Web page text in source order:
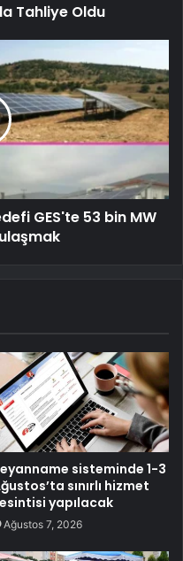
Tahliye Oldu
GES'te 53 bin MW
sisteminde 1-3
sınırlı hizmet
yapılacak
Ağustos 7, 2026